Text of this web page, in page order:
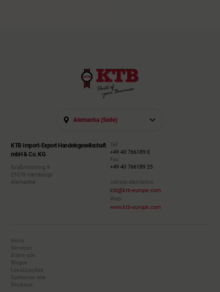
Alemanha (sede)
KTB Import-Export Handelsgesellschaft
mbH & Co. KG
Großmoorring 9
21079 Hamburgo
Alemanha
Tel:
+49 40 766189 0
Fax:
+49 40 766189 25
correio eletrónico:
ktb@ktb-europe.com
Web:
www.ktb-europe.com
Início
Serviços
Sobre nós
Blogue
Localizações
Contactar-nos
Produtos